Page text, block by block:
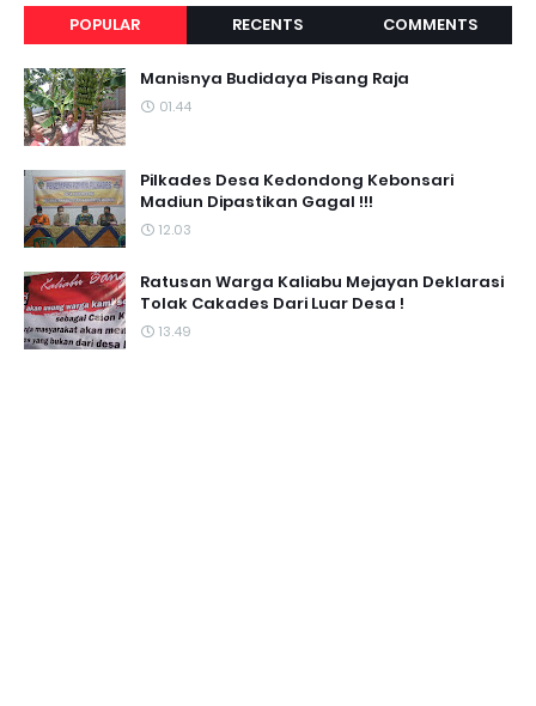
POPULAR RECENTS COMMENTS
Manisnya Budidaya Pisang Raja
01.44
Pilkades Desa Kedondong Kebonsari
Madiun Dipastikan Gagal !!!
12.03
Ratusan Warga Kaliabu Mejayan Deklarasi
Tolak Cakades Dari Luar Desa !
13.49